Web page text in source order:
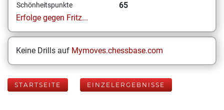
Schönheitspunkte
65
Erfolge gegen Fritz...
Keine Drills auf Mymoves.chessbase.com
STARTSEITE EINZELERGEBNISSE